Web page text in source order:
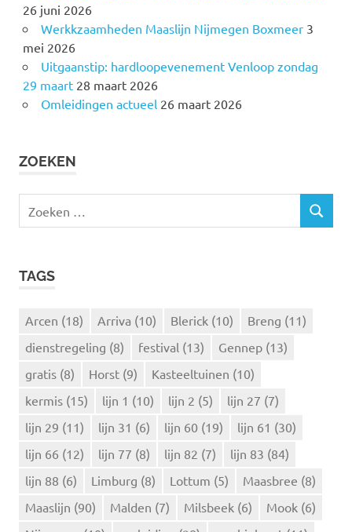
26 juni 2026
Werkkzaamheden Maaslijn Nijmegen Boxmeer 3
mei 2026
Uitgaanstip: hardloopevenement Venloop zondag
29 maart 28 maart 2026
Omleidingen actueel 26 maart 2026
ZOEKEN
e
Z
TAGS
Arcen (18) Arriva (10) Blerick (10) Breng (11)
dienstregeling (8) festival (13) Gennep (13)
gratis (8) Horst (9) Kasteeltuinen (10)
kermis (15) lijn 1 (10) lijn 2 (5) lijn 27 (7)
lijn 29 (11) lijn 31 (6) lijn 60 (19) lijn 61 (30)
lijn 66 (12) lijn 77 (8) lijn 82 (7) lijn 83 (84)
lijn 88 (6) Limburg (8) Lottum (5) Maasbree (8)
Maaslijn (90) Malden (7) Milsbeek (6) Mook (6)